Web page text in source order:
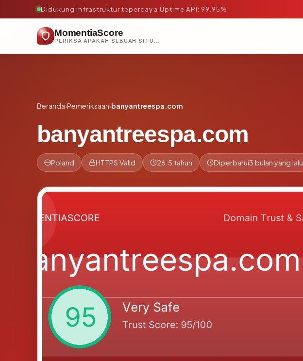
Didukung infrastruktur tepercaya·Uptime API: 99.95%
MomentiaScore
PERIKSA APAKAH SEBUAH SITUS AMAN, TEPERCAYA, DAN TERVERIFIKASI DALAM HITUNGAN DETIK.
Beranda›Pemeriksaan›banyantreespa.com
banyantreespa.com
Poland HTTPS Valid 26.5 tahun Diperbarui3 bulan yang lalu